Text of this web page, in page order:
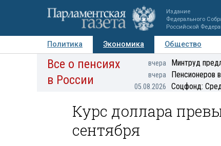
Издание
Федерального
Российской
Политика Экономика Общество
Авторы Персоны Мнения
Все о пенсиях
в России
вчера Минтруд
вчера Пенсионеров
05.08.2026 Соцфонд:
Курс доллара
сентября